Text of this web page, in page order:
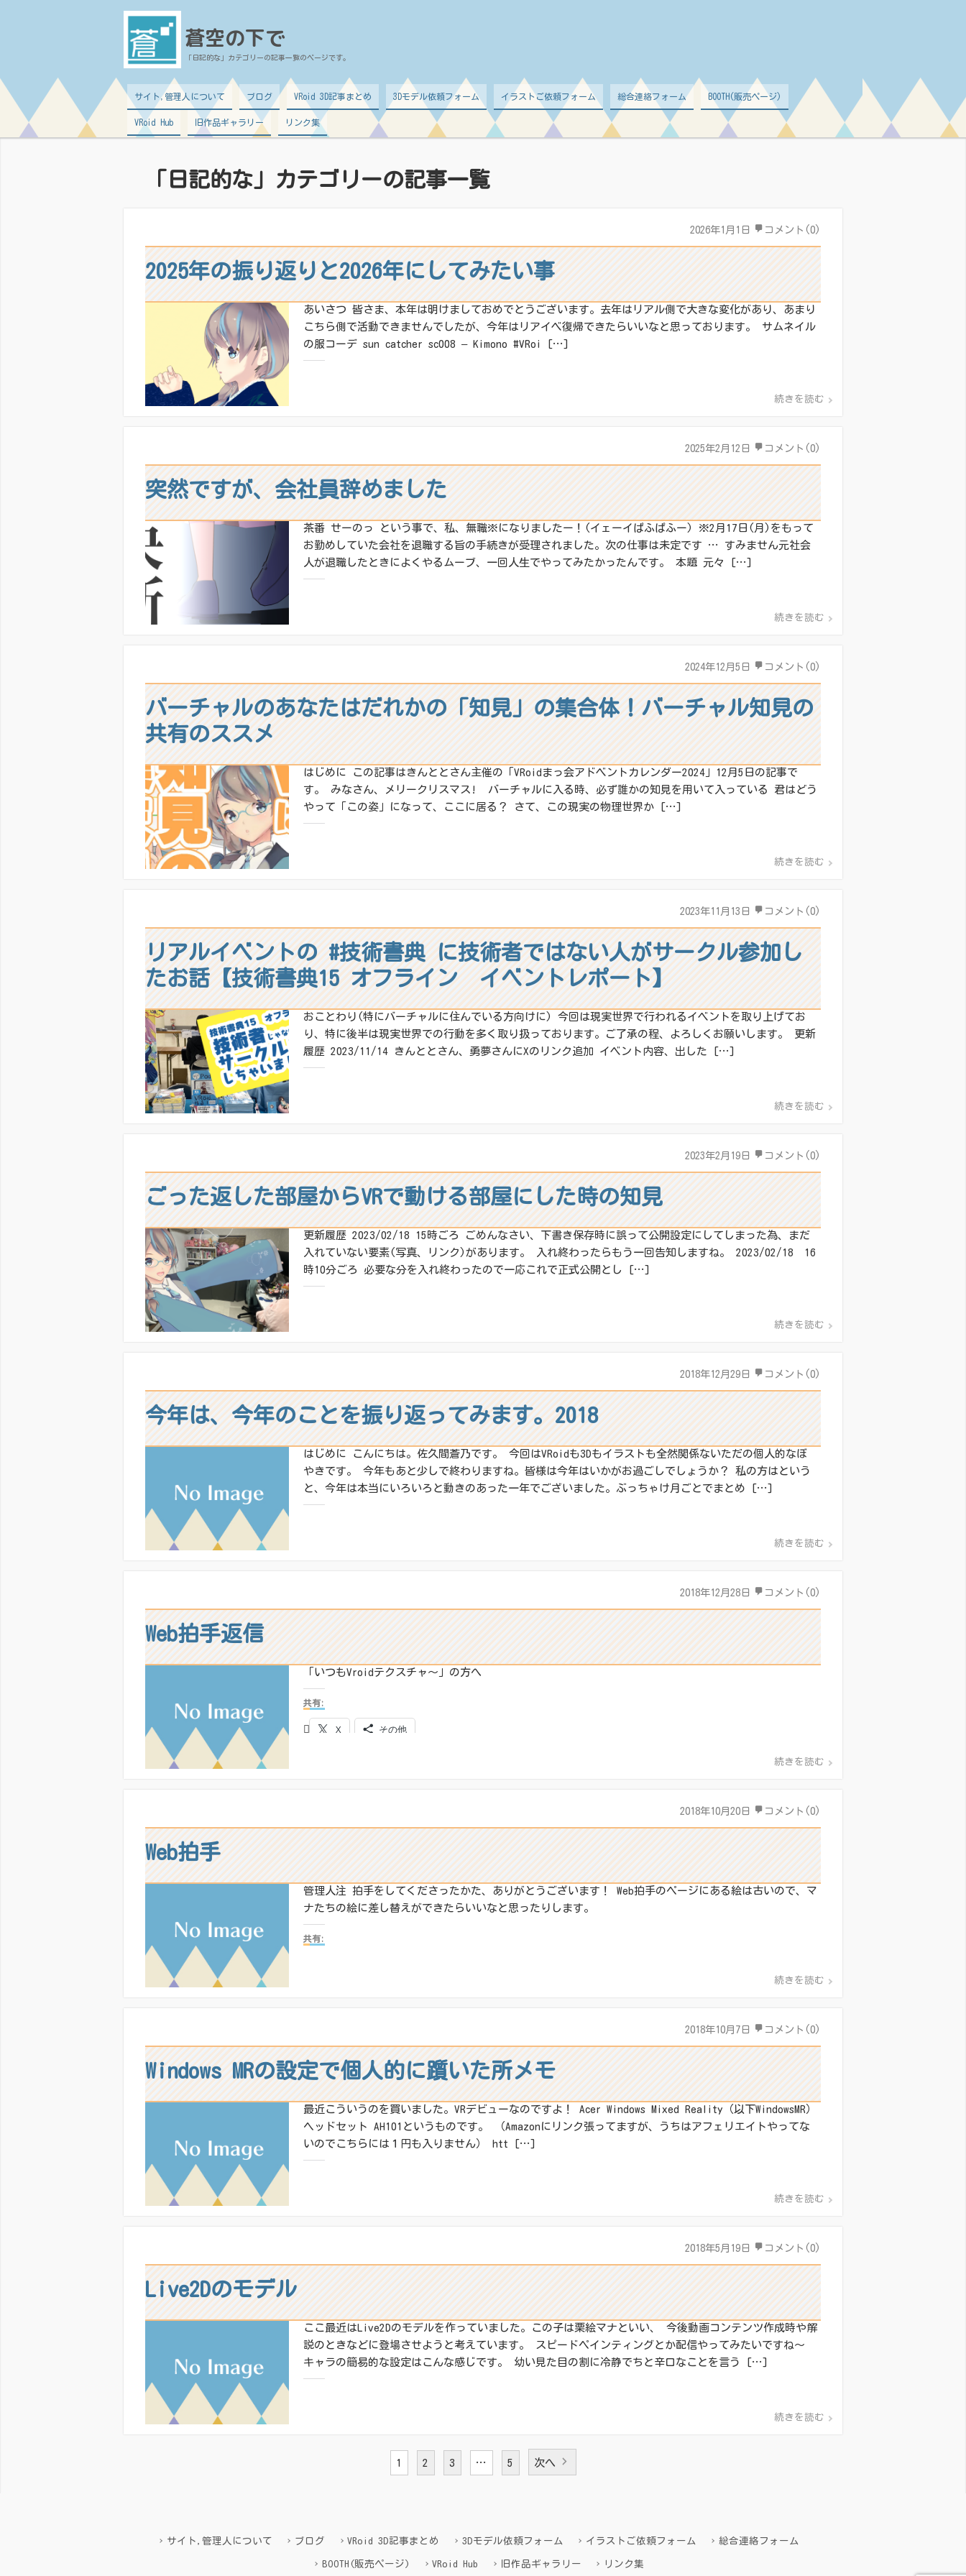
蒼空の下で
「日記的な」カテゴリーの記事一覧のページです。
サイト,管理人について ブログ VRoid 3D記事まとめ 3Dモデル依頼フォーム イラストご依頼フォーム 総合連絡フォーム BOOTH(販売ページ)
VRoid Hub 旧作品ギャラリー リンク集
「日記的な」カテゴリーの記事一覧
2026年1月1日 コメント(0)
2025年の振り返りと2026年にしてみたい事
あいさつ 皆さま、本年は明けましておめでとうございます。去年はリアル側で大きな変化があり、あまり
こちら側で活動できませんでしたが、今年はリアイベ復帰できたらいいなと思っております。 サムネイル
の服コーデ sun catcher sc008 – Kimono #VRoi […]
続きを読む
2025年2月12日 コメント(0)
突然ですが、会社員辞めました
茶番 せーのっ という事で、私、無職※になりましたー！(イェーイぱふぱふー) ※2月17日(月)をもって
お勤めしていた会社を退職する旨の手続きが受理されました。次の仕事は未定です … すみません元社会
人が退職したときによくやるムーブ、一回人生でやってみたかったんです。 本題 元々 […]
続きを読む
2024年12月5日 コメント(0)
バーチャルのあなたはだれかの「知見」の集合体！バーチャル知見の
共有のススメ
はじめに この記事はきんととさん主催の「VRoidまっ会アドベントカレンダー2024」12月5日の記事で
す。 みなさん、メリークリスマス! バーチャルに入る時、必ず誰かの知見を用いて入っている 君はどう
やって「この姿」になって、ここに居る？ さて、この現実の物理世界か […]
続きを読む
2023年11月13日 コメント(0)
リアルイベントの #技術書典 に技術者ではない人がサークル参加し
たお話【技術書典15 オフライン イベントレポート】
おことわり(特にバーチャルに住んでいる方向けに) 今回は現実世界で行われるイベントを取り上げてお
り、特に後半は現実世界での行動を多く取り扱っております。ご了承の程、よろしくお願いします。 更新
履歴 2023/11/14 きんととさん、勇夢さんにXのリンク追加 イベント内容、出した […]
続きを読む
2023年2月19日 コメント(0)
ごった返した部屋からVRで動ける部屋にした時の知見
更新履歴 2023/02/18 15時ごろ ごめんなさい、下書き保存時に誤って公開設定にしてしまった為、まだ
入れていない要素(写真、リンク)があります。 入れ終わったらもう一回告知しますね。 2023/02/18 16
時10分ごろ 必要な分を入れ終わったので一応これで正式公開とし […]
続きを読む
2018年12月29日 コメント(0)
今年は、今年のことを振り返ってみます。2018
はじめに こんにちは。佐久間蒼乃です。 今回はVRoidも3Dもイラストも全然関係ないただの個人的なぼ
やきです。 今年もあと少しで終わりますね。皆様は今年はいかがお過ごしでしょうか？ 私の方はという
と、今年は本当にいろいろと動きのあった一年でございました。ぶっちゃけ月ごとでまとめ […]
続きを読む
2018年12月28日 コメント(0)
Web拍手返信
「いつもVroidテクスチャ～」の方へ
共有:
X その他
続きを読む
2018年10月20日 コメント(0)
Web拍手
管理人注 拍手をしてくださったかた、ありがとうございます！ Web拍手のページにある絵は古いので、マ
ナたちの絵に差し替えができたらいいなと思ったりします。
共有:
続きを読む
2018年10月7日 コメント(0)
Windows MRの設定で個人的に躓いた所メモ
最近こういうのを買いました。VRデビューなのですよ！ Acer Windows Mixed Reality（以下WindowsMR）
ヘッドセット AH101というものです。 （Amazonにリンク張ってますが、うちはアフェリエイトやってな
いのでこちらには１円も入りません） htt […]
続きを読む
2018年5月19日 コメント(0)
Live2Dのモデル
ここ最近はLive2Dのモデルを作っていました。この子は栗絵マナといい、 今後動画コンテンツ作成時や解
説のときなどに登場させようと考えています。 スピードペインティングとか配信やってみたいですね～
キャラの簡易的な設定はこんな感じです。 幼い見た目の割に冷静でちと辛口なことを言う […]
続きを読む
1 2 3 … 5 次へ
サイト,管理人について ブログ VRoid 3D記事まとめ 3Dモデル依頼フォーム イラストご依頼フォーム 総合連絡フォーム
BOOTH(販売ページ) VRoid Hub 旧作品ギャラリー リンク集